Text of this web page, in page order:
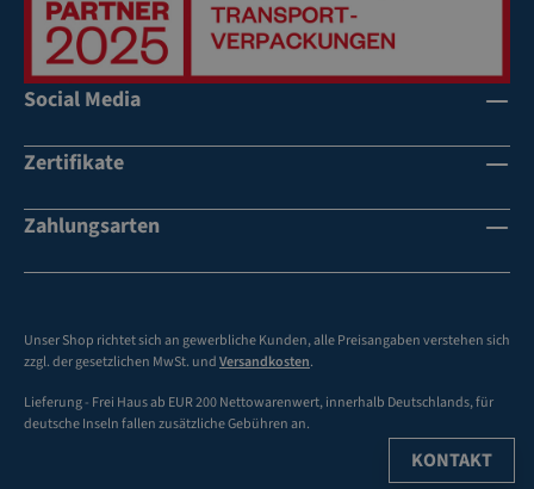
Social Media
Zertifikate
Zahlungsarten
Unser Shop richtet sich an gewerbliche Kunden, alle Preisangaben verstehen sich
zzgl. der gesetzlichen MwSt. undVersandkosten.
Lieferung - Frei Haus ab EUR 200 Nettowarenwert, innerhalb Deutschlands, für
deutsche Inseln fallen zusätzliche Gebühren an.
KONTAKT